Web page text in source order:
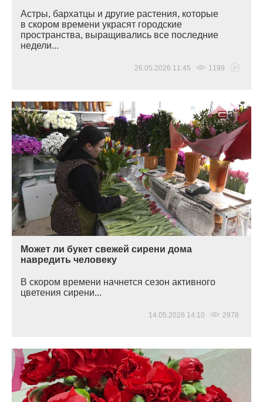
Астры, бархатцы и другие растения, которые
в скором времени украсят городские
пространства, выращивались все последние
недели...
26.05.2026 11:45 1199
Может ли букет свежей сирени дома
навредить человеку
В скором времени начнется сезон активного
цветения сирени...
14.05.2026 14:10 2978